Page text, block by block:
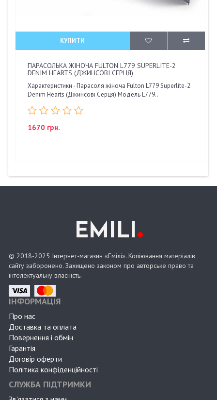
КУПИТИ
ПАРАСОЛЬКА ЖІНОЧА FULTON L779 SUPERLITE-2
DENIM HEARTS (ДЖИНСОВІ СЕРЦЯ)
Характеристики - Парасоля жіноча Fulton L779 Superlite-2
Denim Hearts (Джинсові Серця) Модель L779..
1670 грн.
EMILI.
© 2018-2025 Інтернет-магазин «Емілі». Копіювання матеріалів
сайту заборонено. Захищено законом про авторське право та
інтелектуальну власність.
ІНФОРМАЦІЯ
Про нас
Доставка та оплата
Повернення і обмін
Гарантія
Договір оферти
Політика конфіденційності
СЛУЖБА ПІДТРИМКИ